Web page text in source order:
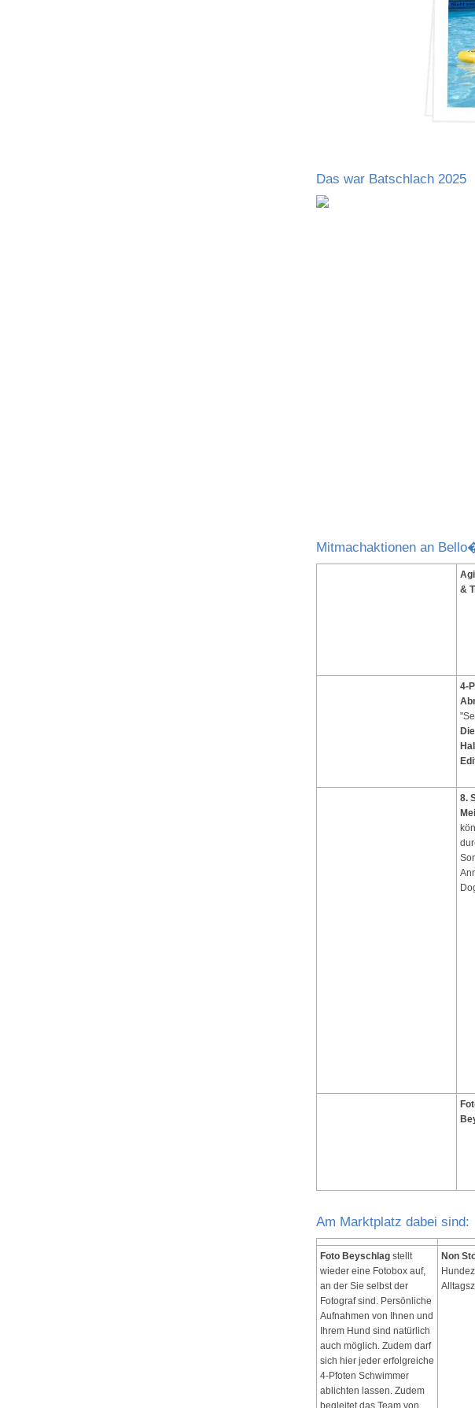
Das war Batschlach 2025
Mitmachaktionen an
&
4-
8.
Am Marktplatz dabei sind:
Foto Beyschlag stellt
wieder eine Fotobox auf,
an der Sie selbst der
Fotograf sind. Persönliche
Aufnahmen von Ihnen und
Ihrem Hund sind natürlich
auch möglich. Zudem darf
sich hier jeder erfolgreiche
4-Pfoten Schwimmer
ablichten lassen. Zudem
begleitet das Team von
Non